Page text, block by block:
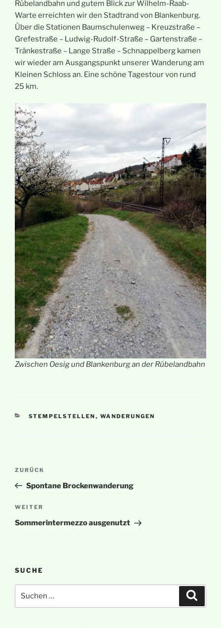
Rübelandbahn und gutem Blick zur Wilhelm-Raab-
Warte erreichten wir den Stadtrand von Blankenburg.
Über die Stationen Baumschulenweg – Kreuzstraße –
Grefestraße – Ludwig-Rudolf-Straße – Gartenstraße –
Tränkestraße – Lange Straße – Schnappelberg kamen
wir wieder am Ausgangspunkt unserer Wanderung am
Kleinen Schloss an. Eine schöne Tagestour von rund
25 km.
Zwischen Oesig und Blankenburg an der Rübelandbahn
KATEGORIEN
STEMPELSTELLEN , WANDERUNGEN
Beitragsnavigation
Vorheriger
Beitrag
ZURÜCK
Spontane Brockenwanderung
Nächster
Beitrag
WEITER
Sommerintermezzo ausgenutzt
SUCHE
nach: